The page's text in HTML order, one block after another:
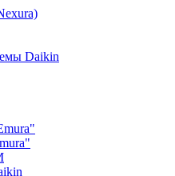
Daikin